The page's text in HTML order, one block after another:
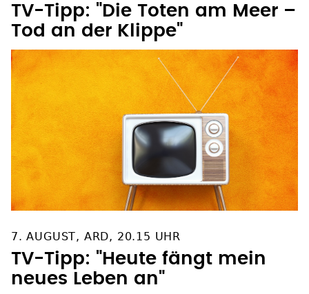
TV-Tipp: "Die Toten am Meer –
Tod an der Klippe"
7. AUGUST, ARD, 20.15 UHR
TV-Tipp: "Heute fängt mein
neues Leben an"